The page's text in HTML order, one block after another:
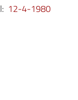
12-4-1980